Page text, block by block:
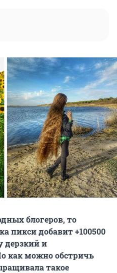
блогеров, то
пикси добавит +100500
дерзкий и
как можно обстричь
такое